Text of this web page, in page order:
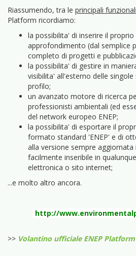
Riassumendo, tra le principali
Platform ricordiamo:
la possibilita' di inserire il
approfondimento (dal semplice
completo di progetti e
la possibilita' di gestire in
visibilita' all'esterno delle
profilo;
un avanzato motore di ricerca
professionisti ambientali (ed
del network europeo ENEP;
la possibilita' di esportare il
formato standard 'ENEP' e di
alla versione sempre
facilmente inseribile in
elettronica o sito internet;
...e molto altro ancora.
http://
>> Volantino ufficiale ENEP